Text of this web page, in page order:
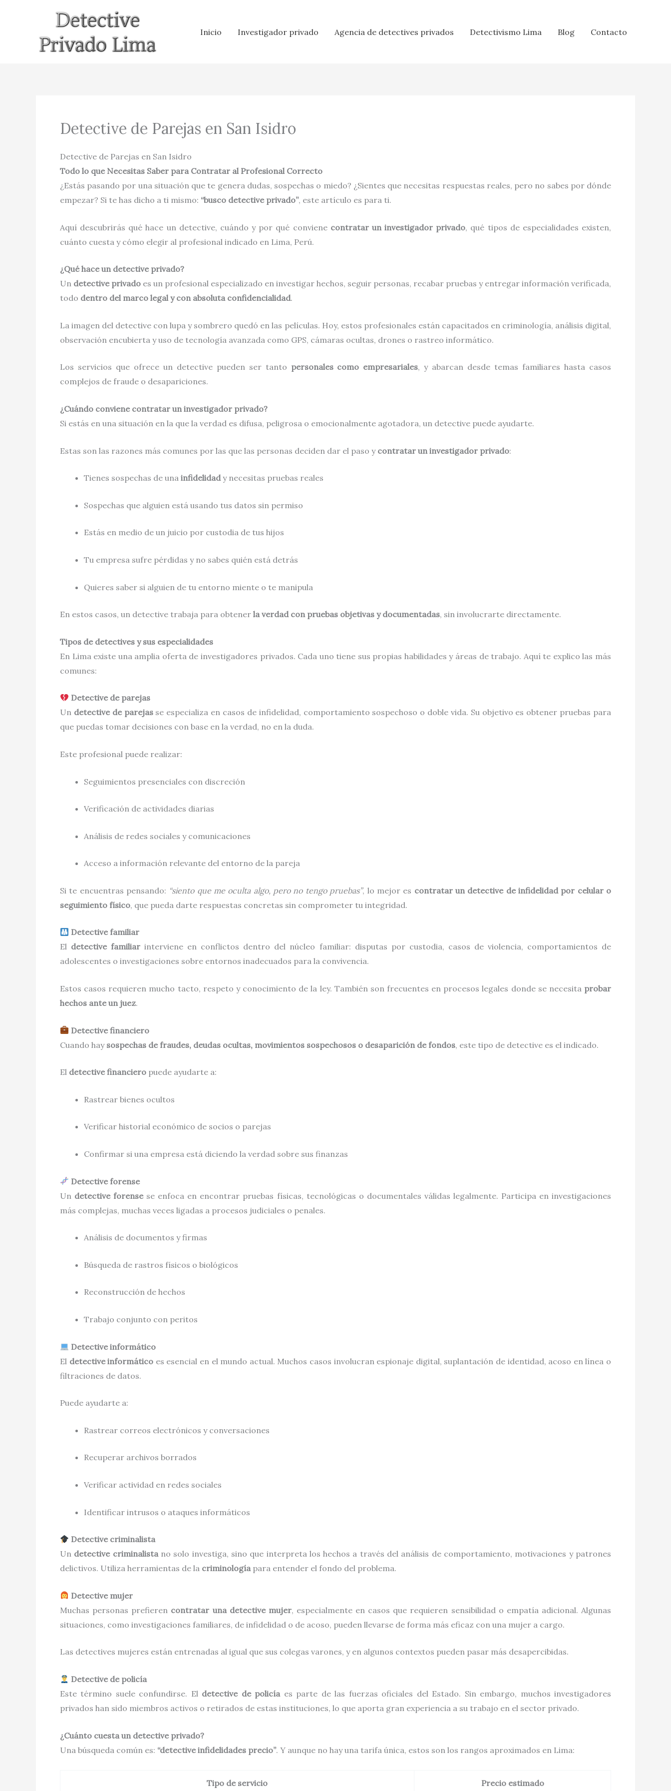
Inicio Investigador privado Agencia de detectives privados Detectivismo Lima Blog Contacto
Detective de Parejas en San Isidro
Detective de Parejas en San Isidro
Todo lo que Necesitas Saber para Contratar al Profesional Correcto
¿Estás pasando por una situación que te genera dudas, sospechas o miedo? ¿Sientes que necesitas respuestas reales, pero no sabes por dónde
empezar? Si te has dicho a ti mismo: “busco detective privado”, este artículo es para ti.
Aquí descubrirás qué hace un detective, cuándo y por qué conviene contratar un investigador privado, qué tipos de especialidades existen,
cuánto cuesta y cómo elegir al profesional indicado en Lima, Perú.
¿Qué hace un detective privado?
Un detective privado es un profesional especializado en investigar hechos, seguir personas, recabar pruebas y entregar información verificada,
todo dentro del marco legal y con absoluta confidencialidad.
La imagen del detective con lupa y sombrero quedó en las películas. Hoy, estos profesionales están capacitados en criminología, análisis digital,
observación encubierta y uso de tecnología avanzada como GPS, cámaras ocultas, drones o rastreo informático.
Los servicios que ofrece un detective pueden ser tanto personales como empresariales, y abarcan desde temas familiares hasta casos
complejos de fraude o desapariciones.
¿Cuándo conviene contratar un investigador privado?
Si estás en una situación en la que la verdad es difusa, peligrosa o emocionalmente agotadora, un detective puede ayudarte.
Estas son las razones más comunes por las que las personas deciden dar el paso y contratar un investigador privado:
Tienes sospechas de una infidelidady necesitas pruebas reales
Sospechas que alguien está usando tus datos sin permiso
Estás en medio de un juicio por custodia de tus hijos
Tu empresa sufre pérdidas y no sabes quién está detrás
Quieres saber si alguien de tu entorno miente o te manipula
En estos casos, un detective trabaja para obtener la verdad con pruebas objetivas y documentadas, sin involucrarte directamente.
Tipos de detectives y sus especialidades
En Lima existe una amplia oferta de investigadores privados. Cada uno tiene sus propias habilidades y áreas de trabajo. Aquí te explico las más
comunes:
Detective de parejas
Un detective de parejasse especializa en casos de infidelidad, comportamiento sospechoso o doble vida. Su objetivo es obtener pruebas para
que puedas tomar decisiones con base en la verdad, no en la duda.
Este profesional puede realizar:
Seguimientos presenciales con discreción
Verificación de actividades diarias
Análisis de redes sociales y comunicaciones
Acceso a información relevante del entorno de la pareja
Si te encuentras pensando: “siento que me oculta algo, pero no tengo pruebas”, lo mejor es contratar un detective de infidelidad por celular o
seguimiento físico, que pueda darte respuestas concretas sin comprometer tu integridad.
Detective familiar
El detective familiar interviene en conflictos dentro del núcleo familiar: disputas por custodia, casos de violencia, comportamientos de
adolescentes o investigaciones sobre entornos inadecuados para la convivencia.
Estos casos requieren mucho tacto, respeto y conocimiento de la ley. También son frecuentes en procesos legales donde se necesita probar
hechos ante un juez.
Detective financiero
Cuando hay sospechas de fraudes, deudas ocultas, movimientos sospechosos o desaparición de fondos, este tipo de detective es el indicado.
El detective financiero puede ayudarte a:
Rastrear bienes ocultos
Verificar historial económico de socios o parejas
Confirmar si una empresa está diciendo la verdad sobre sus finanzas
Detective forense
Un detective forensese enfoca en encontrar pruebas físicas, tecnológicas o documentales válidas legalmente. Participa en investigaciones
más complejas, muchas veces ligadas a procesos judiciales o penales.
Análisis de documentos y firmas
Búsqueda de rastros físicos o biológicos
Reconstrucción de hechos
Trabajo conjunto con peritos
Detective informático
El detective informático es esencial en el mundo actual. Muchos casos involucran espionaje digital, suplantación de identidad, acoso en línea o
filtraciones de datos.
Puede ayudarte a:
Rastrear correos electrónicos y conversaciones
Recuperar archivos borrados
Verificar actividad en redes sociales
Identificar intrusos o ataques informáticos
Detective criminalista
Un detective criminalistano solo investiga, sino que interpreta los hechos a través del análisis de comportamiento, motivaciones y patrones
delictivos. Utiliza herramientas de la criminologíapara entender el fondo del problema.
Detective mujer
Muchas personas prefieren contratar una detective mujer, especialmente en casos que requieren sensibilidad o empatía adicional. Algunas
situaciones, como investigaciones familiares, de infidelidad o de acoso, pueden llevarse de forma más eficaz con una mujer a cargo.
Las detectives mujeres están entrenadas al igual que sus colegas varones, y en algunos contextos pueden pasar más desapercibidas.
Detective de policía
Este término suele confundirse. El detective de policía es parte de las fuerzas oficiales del Estado. Sin embargo, muchos investigadores
privados han sido miembros activos o retirados de estas instituciones, lo que aporta gran experiencia a su trabajo en el sector privado.
¿Cuánto cuesta un detective privado?
Una búsqueda común es: “detective infidelidades precio”. Y aunque no hay una tarifa única, estos son los rangos aproximados en Lima:
Tipo de servicio Precio estimado